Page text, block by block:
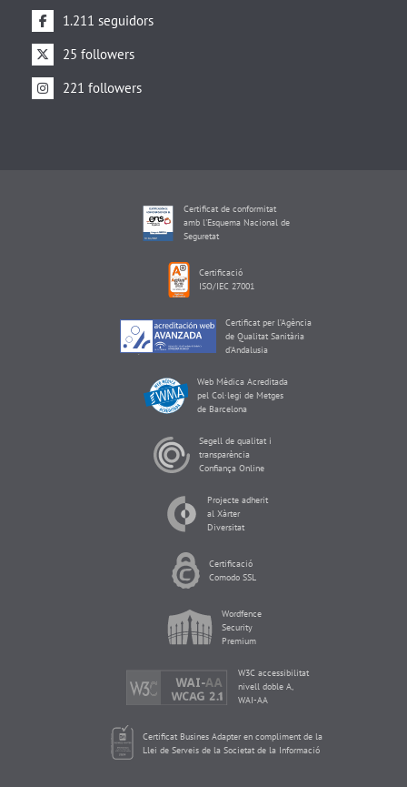
1.211 seguidors
25 followers
221 followers
Certificat de conformitat
amb l'Esquema Nacional de
Seguretat
Certificació
ISO/IEC 27001
Certificat per l’Agència
de Qualitat Sanitària
d’Andalusia
Web Mèdica Acreditada
pel Col·legi de Metges
de Barcelona
Segell de qualitat i
transparència
Confiança Online
Projecte adherit
al Xàrter
Diversitat
Certificació
Comodo SSL
Wordfence
Security
Premium
W3C accessibilitat
nivell doble A,
WAI-AA
Certificat Busines Adapter en compliment de la
Llei de Serveis de la Societat de la Informació